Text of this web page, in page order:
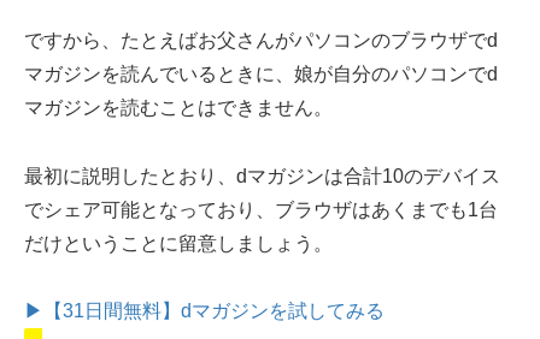
ですから、たとえばお父さんがパソコンのブラウザでd
マガジンを読んでいるときに、娘が自分のパソコンでd
マガジンを読むことはできません。
最初に説明したとおり、dマガジンは合計10のデバイス
でシェア可能となっており、ブラウザはあくまでも1台
だけということに留意しましょう。
▶【31日間無料】dマガジンを試してみる